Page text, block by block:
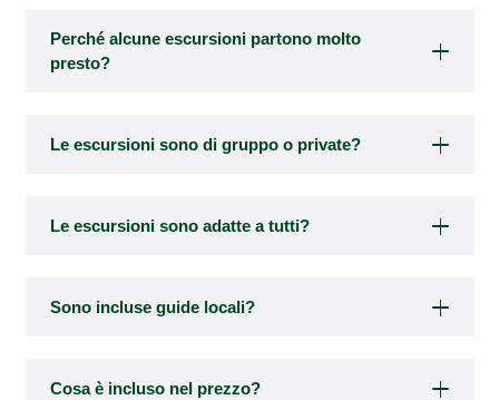
Perché alcune escursioni partono molto
presto?
Le escursioni sono di gruppo o private?
Le escursioni sono adatte a tutti?
Sono incluse guide locali?
Cosa è incluso nel prezzo?